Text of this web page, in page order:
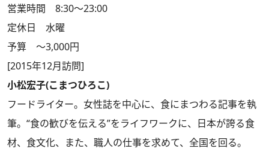
営業時間 8:30～23:00
定休日 水曜
予算 ～3,000円
[2015年12月訪問]
小松宏子(こまつひろこ)
フードライター。女性誌を中心に、食にまつわる記事を執
筆。“食の歓びを伝える”をライフワークに、日本が誇る食
材、食文化、また、職人の仕事を求めて、全国を回る。